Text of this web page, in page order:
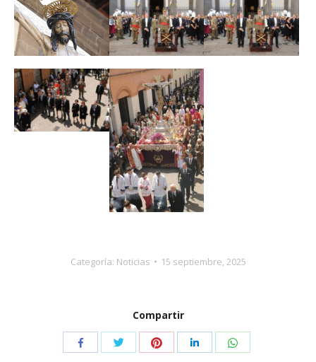
Categoría: Noticias 15 septiembre, 2025
Compartir
CompartirCompartirCompartirCompartirCompartir